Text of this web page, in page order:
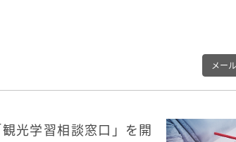
メー
光学習相談窓口」を開